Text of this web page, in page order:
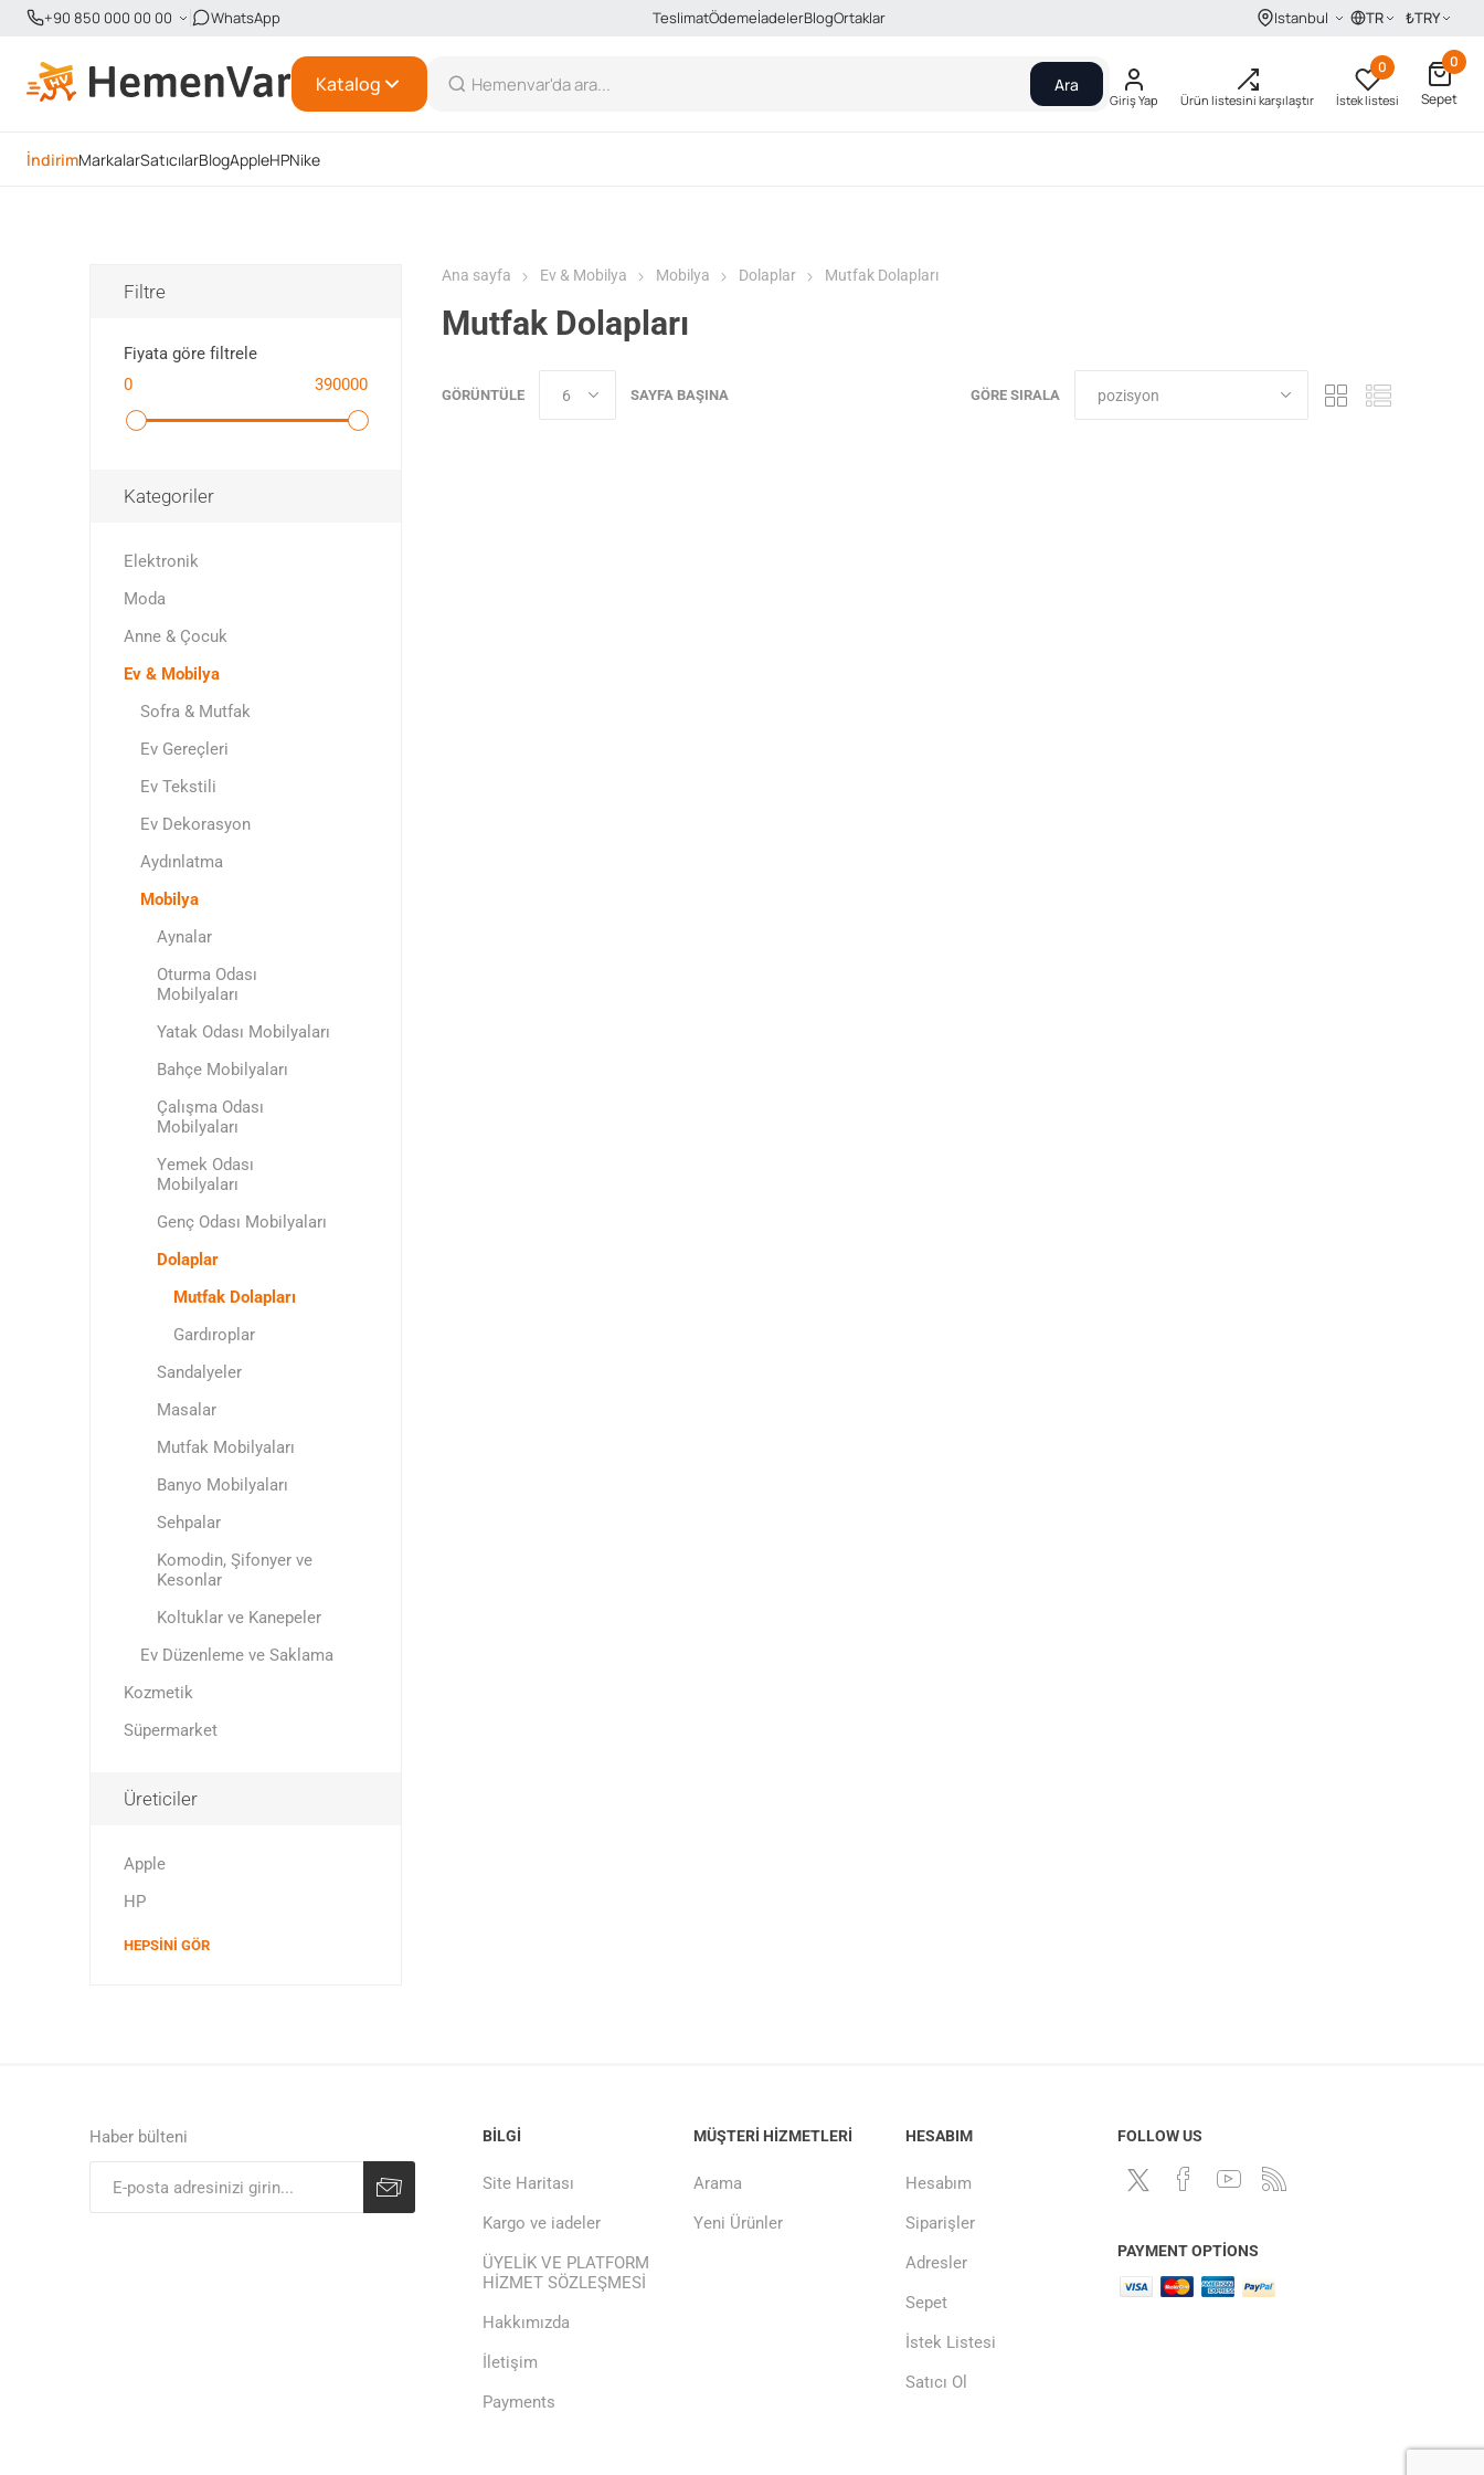
+90 850 000 00 00 WhatsApp TeslimatÖdemeİadelerBlogOrtaklar Istanbul TR ₺TRY
Katalog Ara
Giriş Yap Ürün listesini karşılaştır İstek listesi
0
0
Sepet
İndirimMarkalarSatıcılarBlogAppleHPNike
Ana sayfa Ev & Mobilya Mobilya Dolaplar Mutfak Dolapları
Mutfak Dolapları
GÖRE SIRALA
GÖRÜNTÜLE SAYFA BAŞINA
Filtre
Fiyata göre filtrele
0
390000
Kategoriler
Elektronik
Moda
Anne & Çocuk
Ev & Mobilya
Sofra & Mutfak
Ev Gereçleri
Ev Tekstili
Ev Dekorasyon
Aydınlatma
Mobilya
Aynalar
Oturma Odası
Mobilyaları
Yatak Odası Mobilyaları
Bahçe Mobilyaları
Çalışma Odası
Mobilyaları
Yemek Odası
Mobilyaları
Genç Odası Mobilyaları
Dolaplar
Mutfak Dolapları
Gardıroplar
Sandalyeler
Masalar
Mutfak Mobilyaları
Banyo Mobilyaları
Sehpalar
Komodin, Şifonyer ve
Kesonlar
Koltuklar ve Kanepeler
Ev Düzenleme ve Saklama
Kozmetik
Süpermarket
Üreticiler
Apple
HP
HEPSINI GÖR
Haber bülteni BILGI
Site Haritası
Kargo ve iadeler
ÜYELİK VE PLATFORM
HİZMET SÖZLEŞMESİ
Hakkımızda
İletişim
Payments
MÜŞTERI HIZMETLERI
Arama
Yeni Ürünler
HESABIM
Hesabım
Siparişler
Adresler
Sepet
İstek Listesi
Satıcı Ol
FOLLOW US
PAYMENT OPTIONS